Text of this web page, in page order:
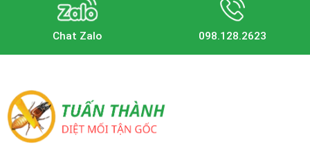
Chat Zalo 098.128.2623